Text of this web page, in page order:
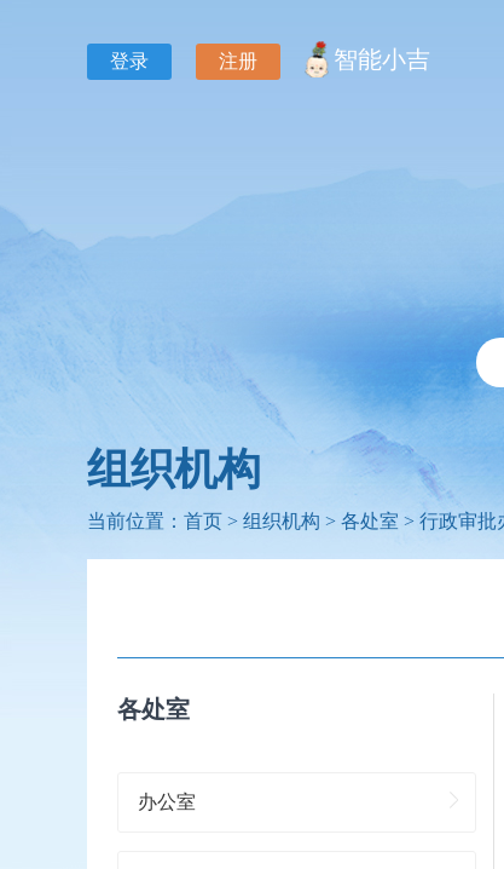
登录 注册 智能小吉
组织机构
当前位置： 首页 > 组织机构 > 各处室 > 行政审批
各处室
办公室